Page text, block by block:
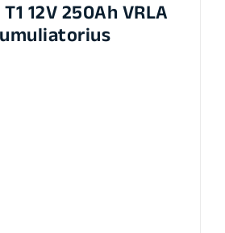
12V 250Ah VRLA